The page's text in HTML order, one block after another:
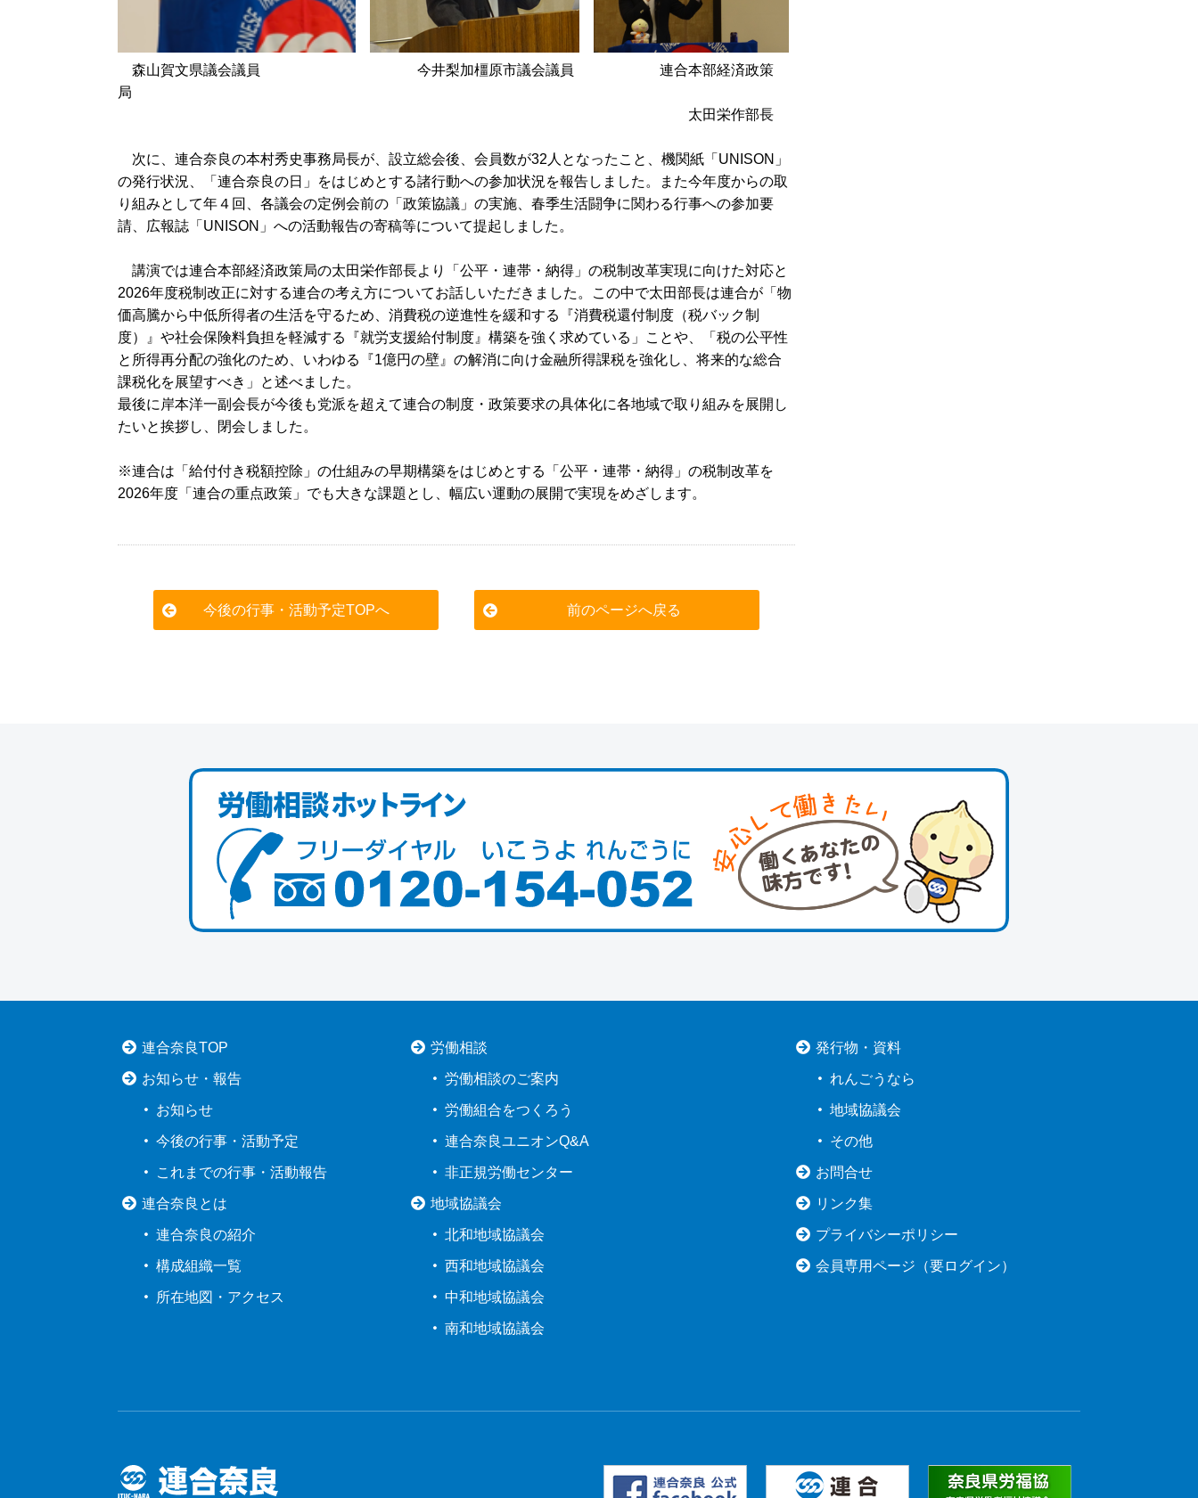
森山賀文県議会議員 今井梨加橿原市議会議員 連合本部経済政策
局
太田栄作部長
次に、連合奈良の本村秀史事務局長が、設立総会後、会員数が32人となったこと、機関紙「UNISON」
の発行状況、「連合奈良の日」をはじめとする諸行動への参加状況を報告しました。また今年度からの取
り組みとして年４回、各議会の定例会前の「政策協議」の実施、春季生活闘争に関わる行事への参加要
請、広報誌「UNISON」への活動報告の寄稿等について提起しました。
講演では連合本部経済政策局の太田栄作部長より「公平・連帯・納得」の税制改革実現に向けた対応と
2026年度税制改正に対する連合の考え方についてお話しいただきました。この中で太田部長は連合が「物
価高騰から中低所得者の生活を守るため、消費税の逆進性を緩和する『消費税還付制度（税バック制
度）』や社会保険料負担を軽減する『就労支援給付制度』構築を強く求めている」ことや、「税の公平性
と所得再分配の強化のため、いわゆる『1億円の壁』の解消に向け金融所得課税を強化し、将来的な総合
課税化を展望すべき」と述べました。
最後に岸本洋一副会長が今後も党派を超えて連合の制度・政策要求の具体化に各地域で取り組みを展開し
たいと挨拶し、閉会しました。
※連合は「給付付き税額控除」の仕組みの早期構築をはじめとする「公平・連帯・納得」の税制改革を
2026年度「連合の重点政策」でも大きな課題とし、幅広い運動の展開で実現をめざします。
今後の行事・活動予定TOPへ 前のページへ戻る
連合奈良TOP
お知らせ・報告
お知らせ
今後の行事・活動予定
これまでの行事・活動報告
連合奈良とは
連合奈良の紹介
構成組織一覧
所在地図・アクセス
労働相談
労働相談のご案内
労働組合をつくろう
連合奈良ユニオンQ&A
非正規労働センター
地域協議会
北和地域協議会
西和地域協議会
中和地域協議会
南和地域協議会
発行物・資料
れんごうなら
地域協議会
その他
お問合せ
リンク集
プライバシーポリシー
会員専用ページ（要ログイン）